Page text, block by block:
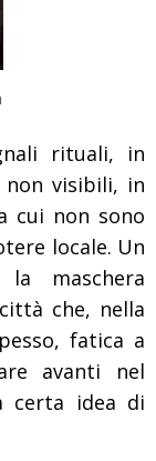
rituali, in
visibili, in
cui non sono
locale. Un
maschera
che, nella
fatica a
avanti nel
certa idea di